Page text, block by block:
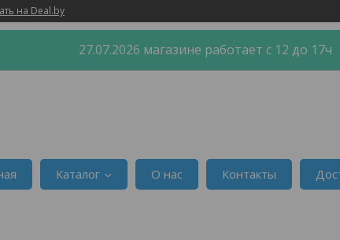
на Deal.by
27.07.2026 магазине работает с 12 до 17ч
Каталог О нас Контакты